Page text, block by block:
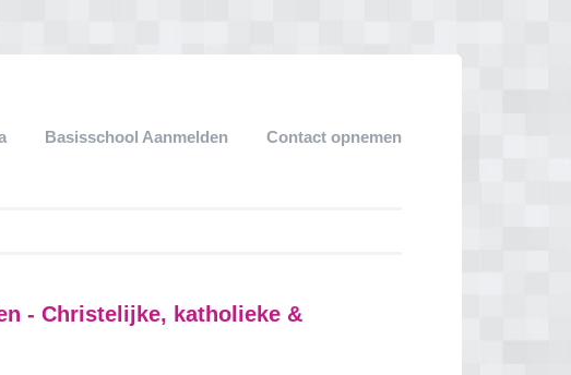
Basisschool Aanmelden Contact opnemen
- Christelijke, katholieke &